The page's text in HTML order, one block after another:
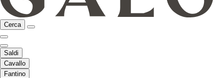
Cerca
Saldi
Cavallo
Fantino